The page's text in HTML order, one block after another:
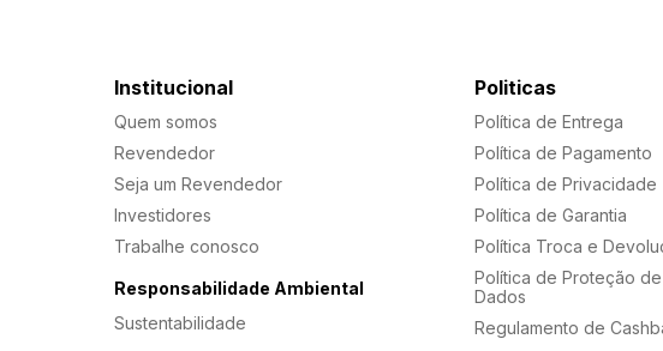
Institucional
Quem somos
Revendedor
Seja um Revendedor
Investidores
Trabalhe conosco
Responsabilidade Ambiental
Sustentabilidade
Politicas
Política de Entrega
Política de Pagamento
Política de Privacidade
Política de Garantia
Política Troca e
Política de Proteção de
Dados
Regulamento de